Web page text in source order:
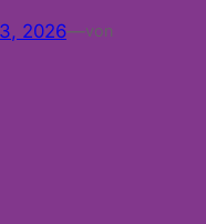
2026—von